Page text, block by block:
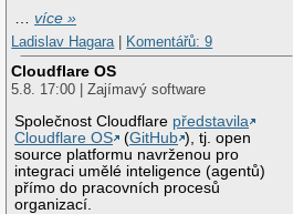
…více »
Ladislav Hagara| Komentářů: 9
Cloudflare OS
5.8. 17:00 | Zajímavý software
Společnost Cloudflare představila
Cloudflare OS
(GitHub ), tj. open
source platformu navrženou pro
integraci umělé inteligence (agentů)
přímo do pracovních procesů
organizací.